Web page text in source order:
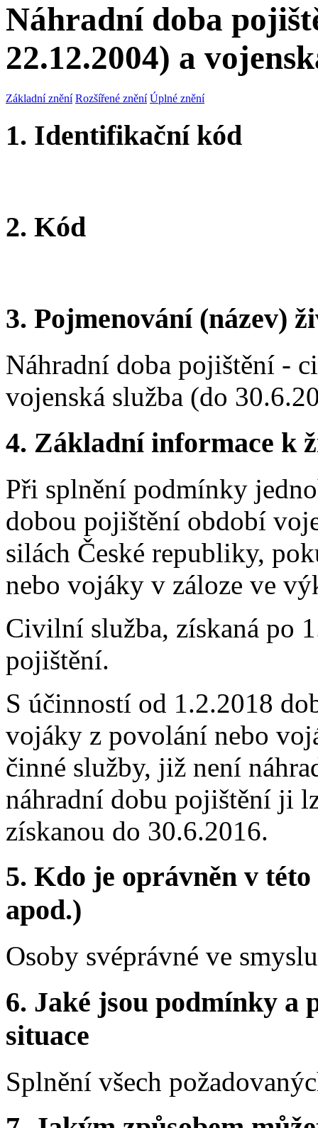
Náhradní doba
22.12.2004) a
Základní znění Rozšířené znění Úplné znění
1. Identifikační kód
2. Kód
3. Pojmenování (název)
Náhradní doba pojištění -
vojenská služba (do
4. Základní informace k
Při splnění podmínky
dobou pojištění období
silách České republiky,
nebo vojáky v záloze ve
Civilní služba, získaná po
pojištění.
S účinností od 1.2.2018
vojáky z povolání nebo
činné služby, již není
náhradní dobu pojištění ji
získanou do 30.6.2016.
5. Kdo je oprávněn v
apod.)
Osoby svéprávné ve
6. Jaké jsou podmínky a
situace
Splnění všech